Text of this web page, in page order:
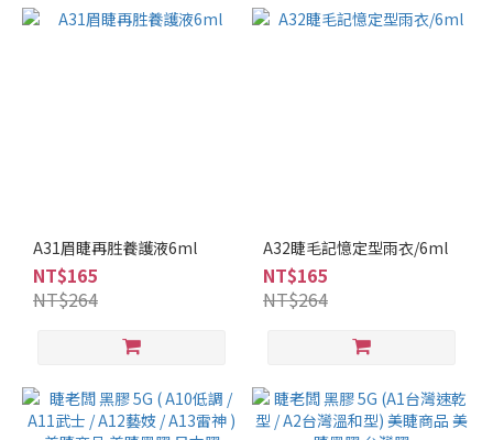
A31眉睫再胜養護液6ml
NT$165
NT$264
A32睫毛記憶定型雨衣/6ml
NT$165
NT$264